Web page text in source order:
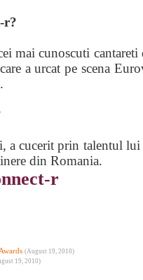
r?
mai cunoscuti
a urcat pe scena
a cucerit prin talentul
din Romania.
r
(August 19, 2010)
19, 2010)